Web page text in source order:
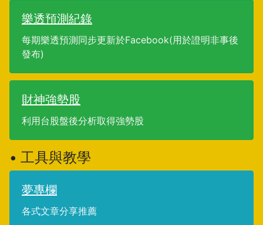
樂透預測紀錄
每期樂透預測同步更新於Facebook(用於證明非事後
發布)
財神強勢股
利用台股盤後分析取得強勢股
• 工具與教學
夢專欄
各式文章分享推薦